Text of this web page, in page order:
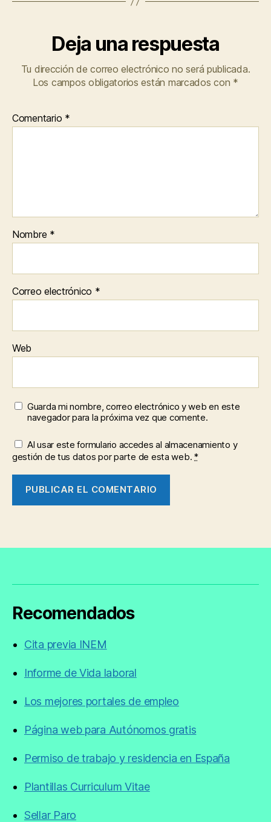
Deja una respuesta
Tu dirección de correo electrónico no será publicada.
Los campos obligatorios están marcados con *
Comentario *
Nombre *
Correo electrónico *
Web
Guarda mi nombre, correo electrónico y web en este
navegador para la próxima vez que comente.
Al usar este formulario accedes al almacenamiento y
gestión de tus datos por parte de esta web.*
Recomendados
Cita previa INEM
Informe de Vida laboral
Los mejores portales de empleo
Página web para Autónomos gratis
Permiso de trabajo y residencia en España
Plantillas Curriculum Vitae
Sellar Paro